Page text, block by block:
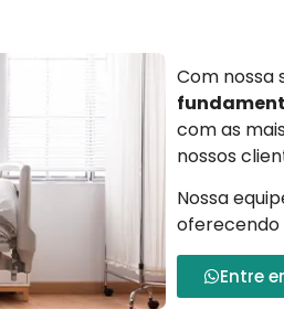
Com nossa
com as
nossos
Nossa
oferecendo
Entre